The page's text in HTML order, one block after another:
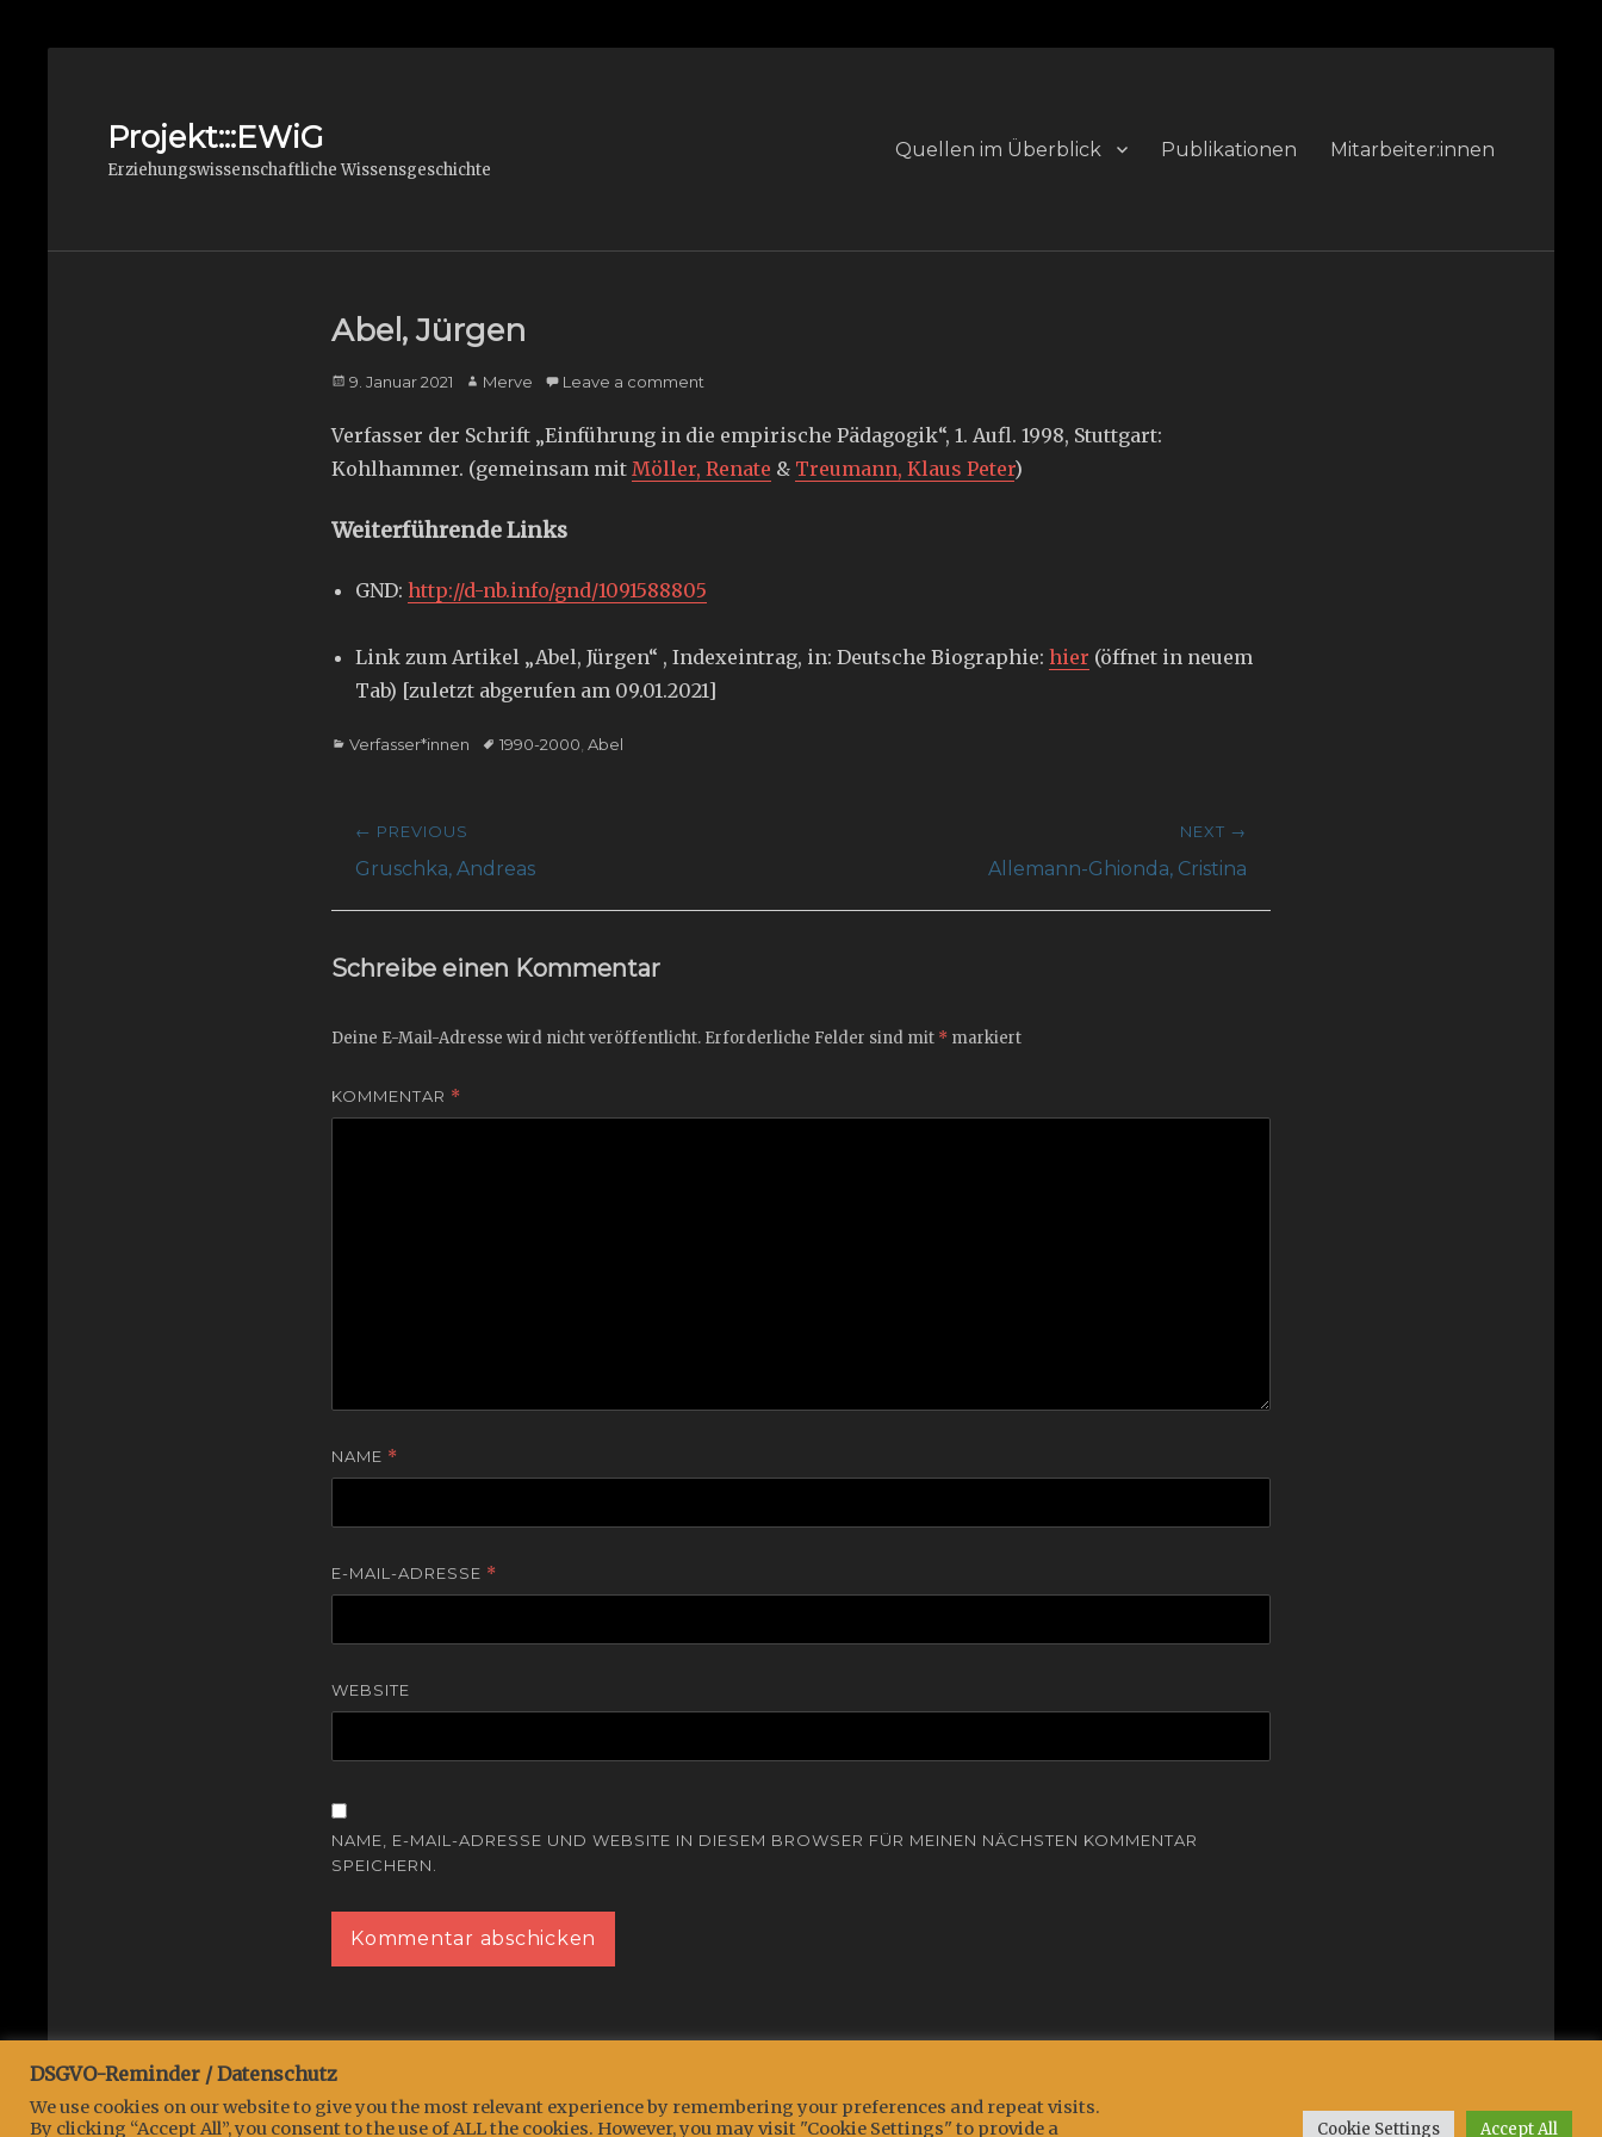
Projekt:::EWiG
Erziehungswissenschaftliche Wissensgeschichte
Primary
Quellen im Überblick Publikationen Mitarbeiter:innen
Abel, Jürgen
Posted
9. Januar 2021 Author
Merve Leave a comment
Verfasser der Schrift „Einführung in die empirische Pädagogik“, 1. Aufl. 1998, Stuttgart:
Kohlhammer. (gemeinsam mit Möller, Renate & Treumann, Klaus Peter)
Weiterführende Links
GND: http://d-nb.info/gnd/1091588805
Link zum Artikel „Abel, Jürgen“ , Indexeintrag, in: Deutsche Biographie: hier (öffnet in neuem
Tab) [zuletzt abgerufen am 09.01.2021]
Categories
Verfasser*innen Tags1990-2000 Abel
Beitragsnavigation
← PREVIOUS
Previous
Gruschka, Andreas
NEXT →
Allemann-Ghionda, Cristina
Schreibe einen Kommentar
Deine E-Mail-Adresse wird nicht veröffentlicht. Erforderliche Felder sind mit * markiert
KOMMENTAR *
NAME *
E-MAIL-ADRESSE *
WEBSITE
NAME, E-MAIL-ADRESSE UND WEBSITE IN DIESEM BROWSER FÜR MEINEN NÄCHSTEN KOMMENTAR
SPEICHERN.
Copyright © 2026
DSGVO-Reminder / Datenschutz
We use cookies on our website to give you the most relevant experience by remembering your preferences and repeat visits.
By clicking “Accept All”, you consent to the use of ALL the cookies. However, you may visit "Cookie Settings" to provide a
Cookie Settings Accept All